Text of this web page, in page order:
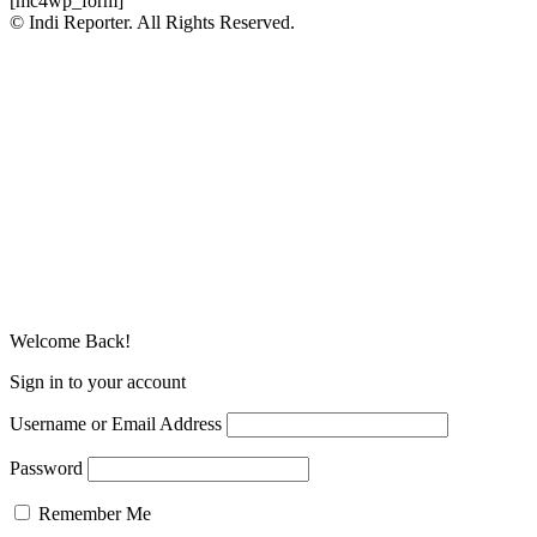
© Indi Reporter. All Rights Reserved.
Welcome Back!
Sign in to your account
Username or Email Address
Password
Remember Me